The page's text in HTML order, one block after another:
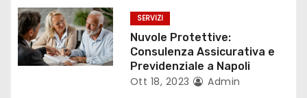
l
i
SERVIZI
Nuvole Protettive:
Consulenza Assicurativa e
Previdenziale a Napoli
Ott 18, 2023 Admin